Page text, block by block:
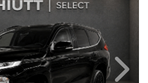
Next